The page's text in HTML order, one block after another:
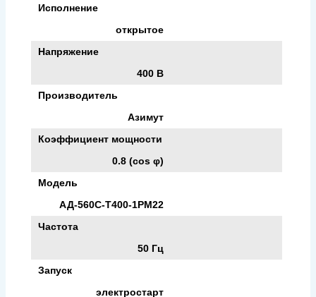
Исполнение
открытое
Напряжение
400 В
Производитель
Азимут
Коэффициент мощности
0.8 (cos φ)
Модель
АД-560С-Т400-1РМ22
Частота
50 Гц
Запуск
электростарт